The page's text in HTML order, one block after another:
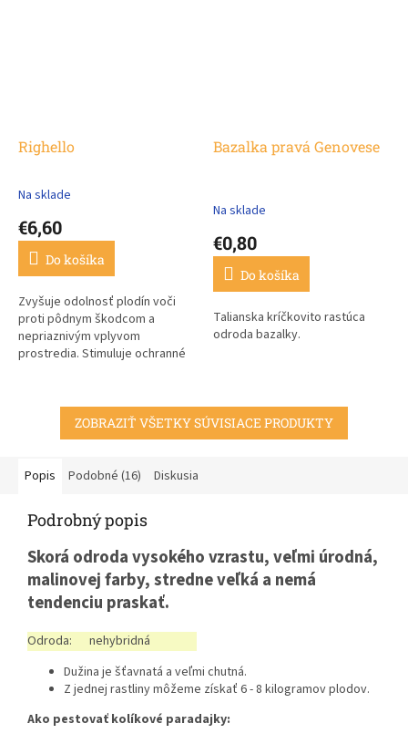
Righello
Priemerné
produktu
3,7
5
hviezdičiek.
Na sklade
€6,60
Do košíka
Zvyšuje odolnosť plodín voči
proti pôdnym škodcom a
nepriaznivým vplyvom
prostredia. Stimuluje ochranné
mykorízy.
Bazalka pravá Genovese
Na sklade
€0,80
Do košíka
Talianska kríčkovito rastúca
odroda bazalky.
ZOBRAZIŤ VŠETKY SÚVISIACE PRODUKTY
Popis Podobné (16) Diskusia
Podrobný popis
Skorá odroda vysokého vzrastu, veľmi úrodná,
malinovej farby, stredne veľká a nemá
tendenciu praskať.
Odroda:
nehybridná
Dužina je šťavnatá a veľmi chutná.
Z jednej rastliny môžeme získať 6 - 8 kilogramov plodov.
Ako pestovať kolíkové paradajky: